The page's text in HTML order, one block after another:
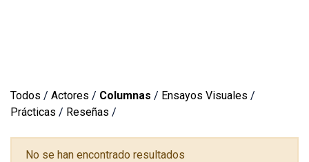
Todos / Actores / Columnas / Ensayos Visuales /
Prácticas / Reseñas /
No se han encontrado resultados